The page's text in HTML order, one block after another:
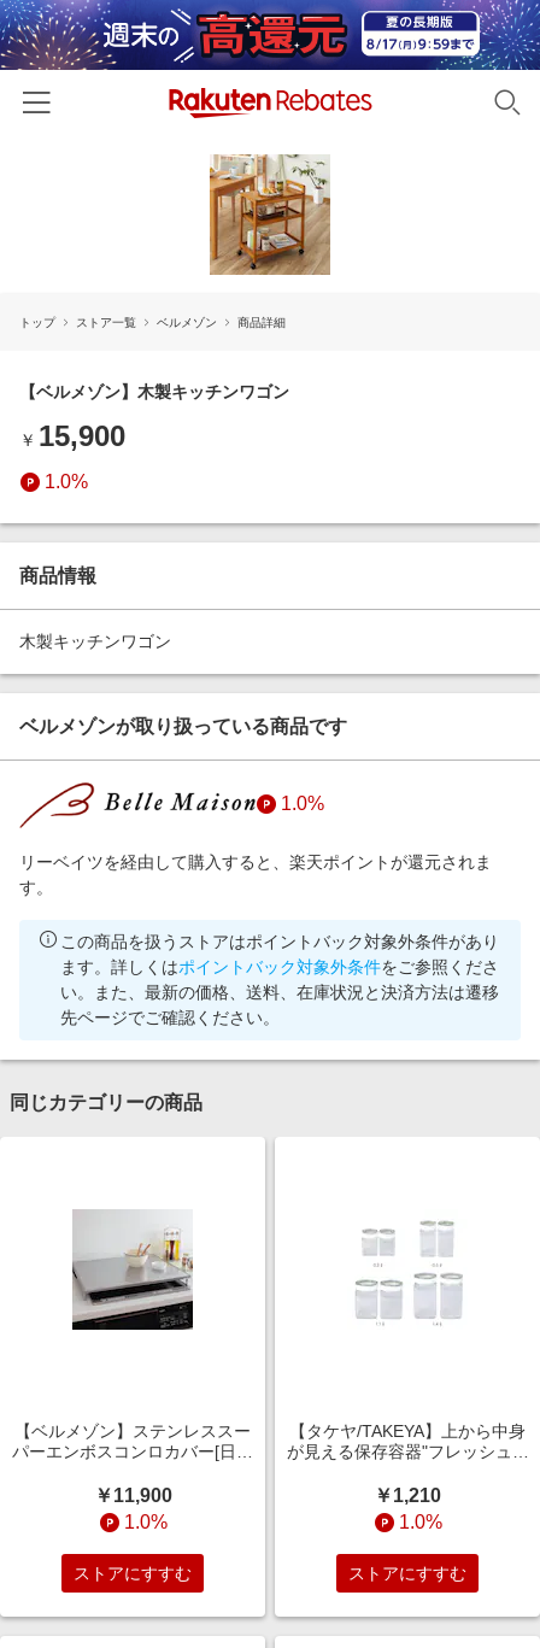
ファッション・インナー・小物
日用品・キッチン用品
コスメ・健康・医薬品
キッズ・ベビー用品
インテリア・寝具
ペット・花・DIY・車
旅行・レジャー・ホテル予約
金融・マネー・保険
デジタルコンテンツ
ビジネス・その他サービス
リーベイツ注目ストア
新着ストアのご紹介
電子書籍特集
楽天ペイ導入ストア
楽天サービス特集
旅行特集
わくわく夏特集
Apple公式サイト×楽天カード分割払い
Qoo10メガポ
Samsung ボーナスキャンペーン
友達紹介
楽天IDでログイン/会員登録
トップ ストア一覧 ベルメゾン 商品詳細
【ベルメゾン】木製キッチンワゴン
￥ 15,900
1.0%
商品情報
木製キッチンワゴン
ベルメゾンが取り扱っている商品です
1.0%
リーベイツを経由して購入すると、楽天ポイントが還元されま
す。
この商品を扱うストアはポイントバック対象外条件があり
ます。詳しくはポイントバック対象外条件をご参照くださ
い。また、最新の価格、送料、在庫状況と決済方法は遷移
先ページでご確認ください。
同じカテゴリーの商品
【ベルメゾン】ステンレススー
パーエンボスコンロカバー[日本
￥11,900
1.0%
ストアにすすむ
【タケヤ/TAKEYA】上から中身
が見える保存容器"フレッシュロ
る6サイズ】
￥1,210
1.0%
ストアにすすむ